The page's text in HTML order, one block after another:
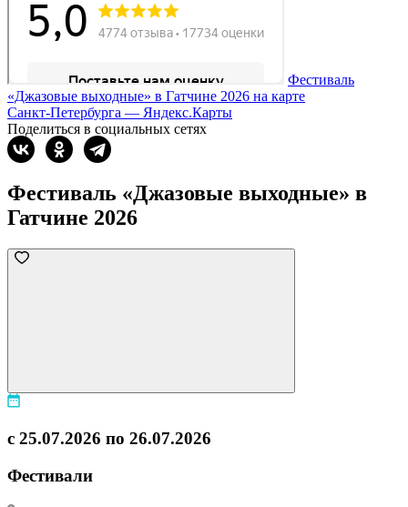
Фестиваль
«Джазовые выходные» в Гатчине 2026 на карте
Санкт‑Петербурга — Яндекс.Карты
Поделиться в социальных сетях
Фестиваль «Джазовые выходные» в
Гатчине 2026
с 25.07.2026 по 26.07.2026
Фестивали